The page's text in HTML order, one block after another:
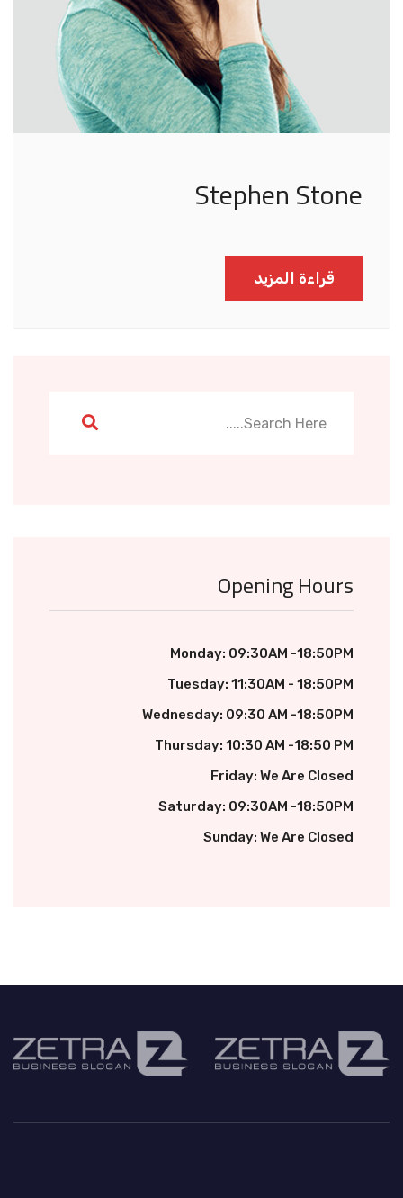
Opening Hours
Monday: 09:30AM -18:50PM
Tuesday: 11:30AM - 18:50PM
Wednesday: 09:30 AM -18:50PM
Thursday: 10:30 AM -18:50 PM
Friday: We Are Closed
Saturday: 09:30AM -18:50PM
Sunday: We Are Closed
Stephen Stone
قراءة المزيد